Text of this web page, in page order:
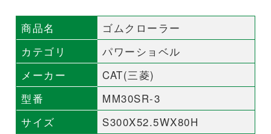
商品名
ゴムクローラー
カテゴリ
パワーショベル
メーカー
CAT(三菱)
型番
MM30SR-3
サイズ
S300X52.5WX80H